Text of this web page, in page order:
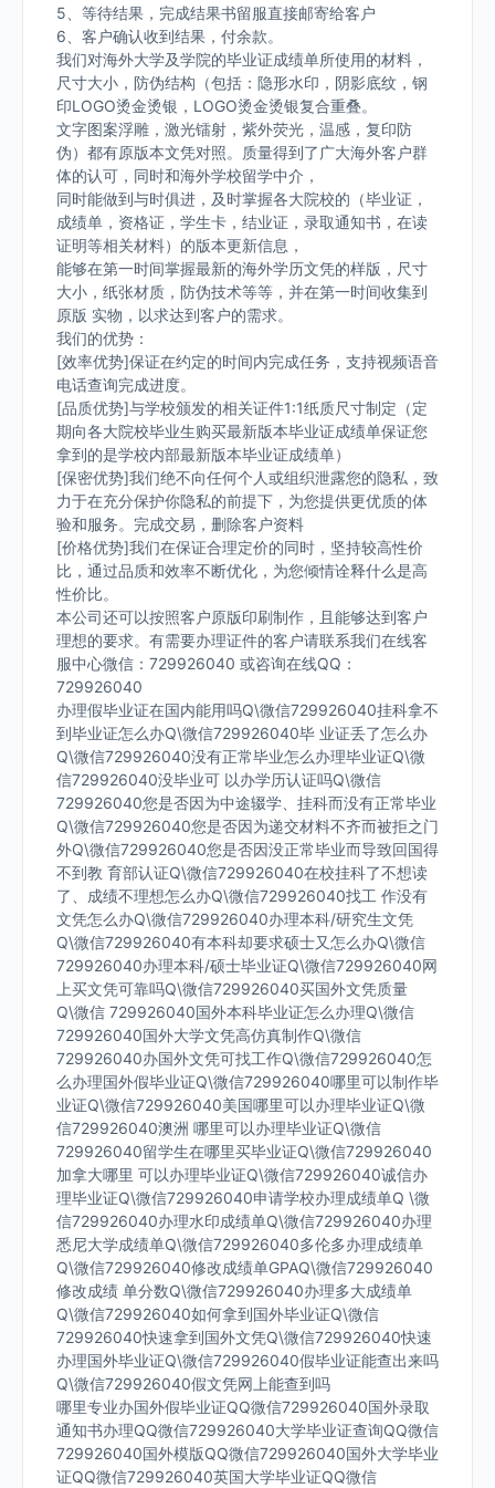
5、等待结果，完成结果书留服直接邮寄给客户
6、客户确认收到结果，付余款。
我们对海外大学及学院的毕业证成绩单所使用的材料，
尺寸大小，防伪结构（包括：隐形水印，阴影底纹，钢
印LOGO烫金烫银，LOGO烫金烫银复合重叠。
文字图案浮雕，激光镭射，紫外荧光，温感，复印防
伪）都有原版本文凭对照。质量得到了广大海外客户群
体的认可，同时和海外学校留学中介，
同时能做到与时俱进，及时掌握各大院校的（毕业证，
成绩单，资格证，学生卡，结业证，录取通知书，在读
证明等相关材料）的版本更新信息，
能够在第一时间掌握最新的海外学历文凭的样版，尺寸
大小，纸张材质，防伪技术等等，并在第一时间收集到
原版 实物，以求达到客户的需求。
我们的优势：
[效率优势]保证在约定的时间内完成任务，支持视频语音
电话查询完成进度。
[品质优势]与学校颁发的相关证件1:1纸质尺寸制定（定
期向各大院校毕业生购买最新版本毕业证成绩单保证您
拿到的是学校内部最新版本毕业证成绩单）
[保密优势]我们绝不向任何个人或组织泄露您的隐私，致
力于在充分保护你隐私的前提下，为您提供更优质的体
验和服务。完成交易，删除客户资料
[价格优势]我们在保证合理定价的同时，坚持较高性价
比，通过品质和效率不断优化，为您倾情诠释什么是高
性价比。
本公司还可以按照客户原版印刷制作，且能够达到客户
理想的要求。有需要办理证件的客户请联系我们在线客
服中心微信：729926040 或咨询在线QQ：
729926040
办理假毕业证在国内能用吗Q\微信729926040挂科拿不
到毕业证怎么办Q\微信729926040毕 业证丢了怎么办
Q\微信729926040没有正常毕业怎么办理毕业证Q\微
信729926040没毕业可 以办学历认证吗Q\微信
729926040您是否因为中途辍学、挂科而没有正常毕业
Q\微信729926040您是否因为递交材料不齐而被拒之门
外Q\微信729926040您是否因没正常毕业而导致回国得
不到教 育部认证Q\微信729926040在校挂科了不想读
了、成绩不理想怎么办Q\微信729926040找工 作没有
文凭怎么办Q\微信729926040办理本科/研究生文凭
Q\微信729926040有本科却要求硕士又怎么办Q\微信
729926040办理本科/硕士毕业证Q\微信729926040网
上买文凭可靠吗Q\微信729926040买国外文凭质量
Q\微信 729926040国外本科毕业证怎么办理Q\微信
729926040国外大学文凭高仿真制作Q\微信
729926040办国外文凭可找工作Q\微信729926040怎
么办理国外假毕业证Q\微信729926040哪里可以制作毕
业证Q\微信729926040美国哪里可以办理毕业证Q\微
信729926040澳洲 哪里可以办理毕业证Q\微信
729926040留学生在哪里买毕业证Q\微信729926040
加拿大哪里 可以办理毕业证Q\微信729926040诚信办
理毕业证Q\微信729926040申请学校办理成绩单Q \微
信729926040办理水印成绩单Q\微信729926040办理
悉尼大学成绩单Q\微信729926040多伦多办理成绩单
Q\微信729926040修改成绩单GPAQ\微信729926040
修改成绩 单分数Q\微信729926040办理多大成绩单
Q\微信729926040如何拿到国外毕业证Q\微信
729926040快速拿到国外文凭Q\微信729926040快速
办理国外毕业证Q\微信729926040假毕业证能查出来吗
Q\微信729926040假文凭网上能查到吗
哪里专业办国外假毕业证QQ微信729926040国外录取
通知书办理QQ微信729926040大学毕业证查询QQ微信
729926040国外模版QQ微信729926040国外大学毕业
证QQ微信729926040英国大学毕业证QQ微信